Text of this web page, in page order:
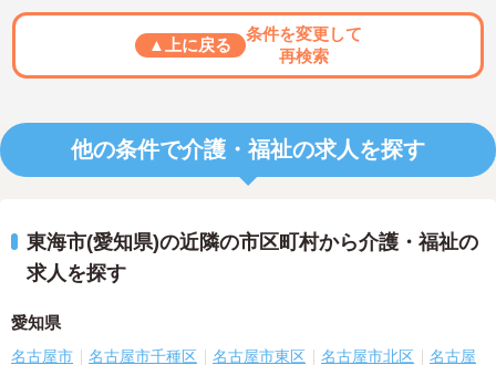
▲上に戻る
条件を変更して
再検索
他の条件で介護・福祉の求人を探す
東海市(愛知県)の近隣の市区町村から介護・福祉の
求人を探す
愛知県
名古屋市 名古屋市千種区 名古屋市東区 名古屋市北区
名古屋